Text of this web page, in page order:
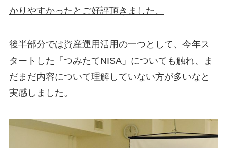
かりやすかったとご好評頂きました。
後半部分では資産運用活用の一つとして、今年ス
タートした「つみたてNISA」についても触れ、ま
だまだ内容について理解していない方が多いなと
実感しました。